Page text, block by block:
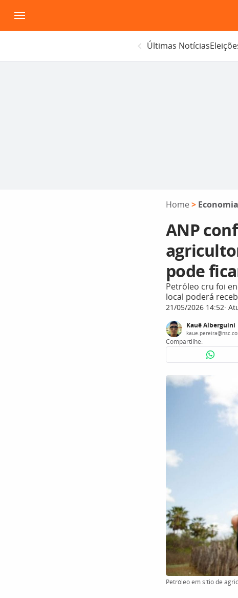
para
o
Últimas Notícias
Home > Economia
ANP
pode
Petróleo cru foi
local poderá
21/05/2026 14:52
Kauê Alberguini
Compartilhe:
Petróleo em sítio de